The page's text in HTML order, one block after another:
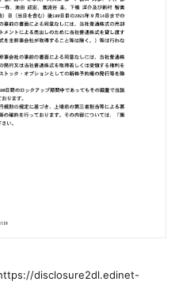
https://disclosure2dl.edinet-